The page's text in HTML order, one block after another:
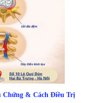
Chứng & Cách Điều Trị